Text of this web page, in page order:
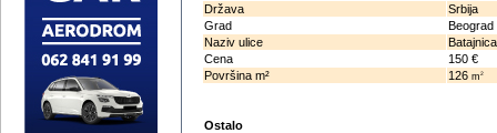
Država
Srbija
Grad
Beograd
Naziv ulice
Batajnica
Cena
150 €
Površina m²
126 m2
Ostalo